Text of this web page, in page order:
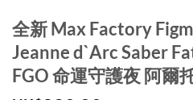
全新 Max Factory
Jeanne d`Arc Saber
FGO 命運守護夜 阿爾